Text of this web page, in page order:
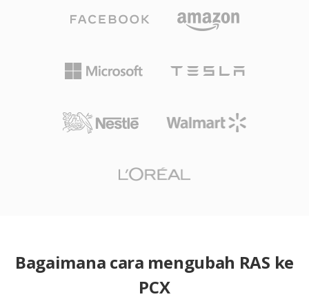
Bagaimana cara mengubah RAS ke
PCX